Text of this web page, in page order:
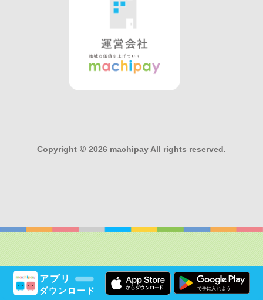
アプリ
ダウンロード
Copyright © 2026 machipay All rights reserved.